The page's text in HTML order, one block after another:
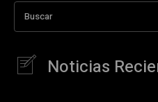
Buscar
Noticias